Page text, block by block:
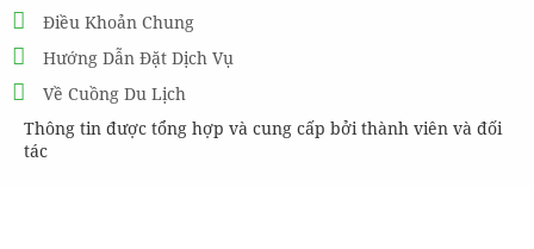
Điều Khoản Chung
Hướng Dẫn Đặt Dịch Vụ
Về Cuồng Du Lịch
Thông tin được tổng hợp và cung cấp bởi thành viên và đối
tác